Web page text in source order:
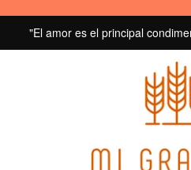
"El amor es el principal